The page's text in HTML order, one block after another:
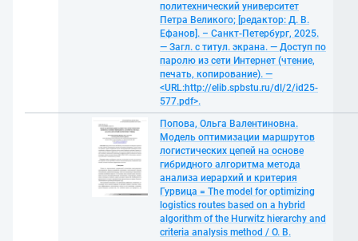
политехнический университет
Петра Великого; [редактор: Д. В.
Ефанов]. – Санкт-Петербург, 2025.
— Загл. с титул. экрана. — Доступ по
паролю из сети Интернет (чтение,
печать, копирование). —
<URL:http://elib.spbstu.ru/dl/2/id25-
577.pdf>.
Попова, Ольга Валентиновна.
Модель оптимизации маршрутов
логистических цепей на основе
гибридного алгоритма метода
анализа иерархий и критерия
Гурвица = The model for optimizing
logistics routes based on a hybrid
algorithm of the Hurwitz hierarchy and
criteria analysis method / О. В.